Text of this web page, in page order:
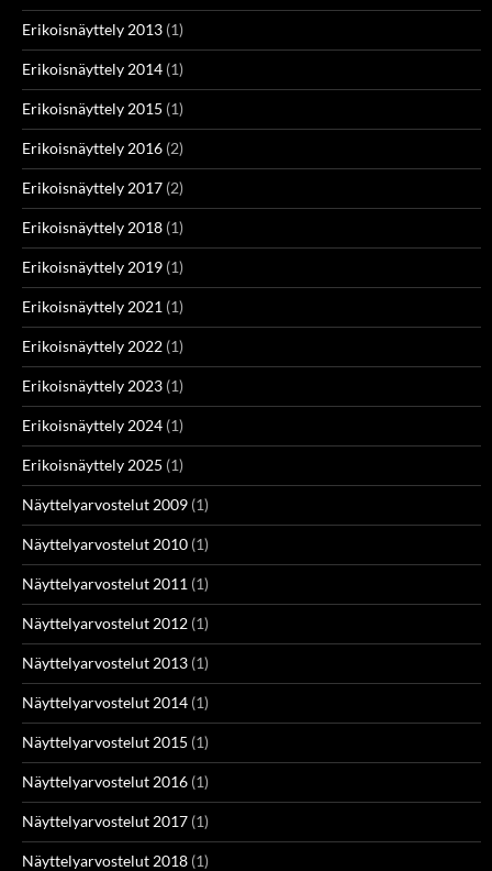
Erikoisnäyttely 2013 (1)
Erikoisnäyttely 2014 (1)
Erikoisnäyttely 2015 (1)
Erikoisnäyttely 2016 (2)
Erikoisnäyttely 2017 (2)
Erikoisnäyttely 2018 (1)
Erikoisnäyttely 2019 (1)
Erikoisnäyttely 2021 (1)
Erikoisnäyttely 2022 (1)
Erikoisnäyttely 2023 (1)
Erikoisnäyttely 2024 (1)
Erikoisnäyttely 2025 (1)
Näyttelyarvostelut 2009 (1)
Näyttelyarvostelut 2010 (1)
Näyttelyarvostelut 2011 (1)
Näyttelyarvostelut 2012 (1)
Näyttelyarvostelut 2013 (1)
Näyttelyarvostelut 2014 (1)
Näyttelyarvostelut 2015 (1)
Näyttelyarvostelut 2016 (1)
Näyttelyarvostelut 2017 (1)
Näyttelyarvostelut 2018 (1)